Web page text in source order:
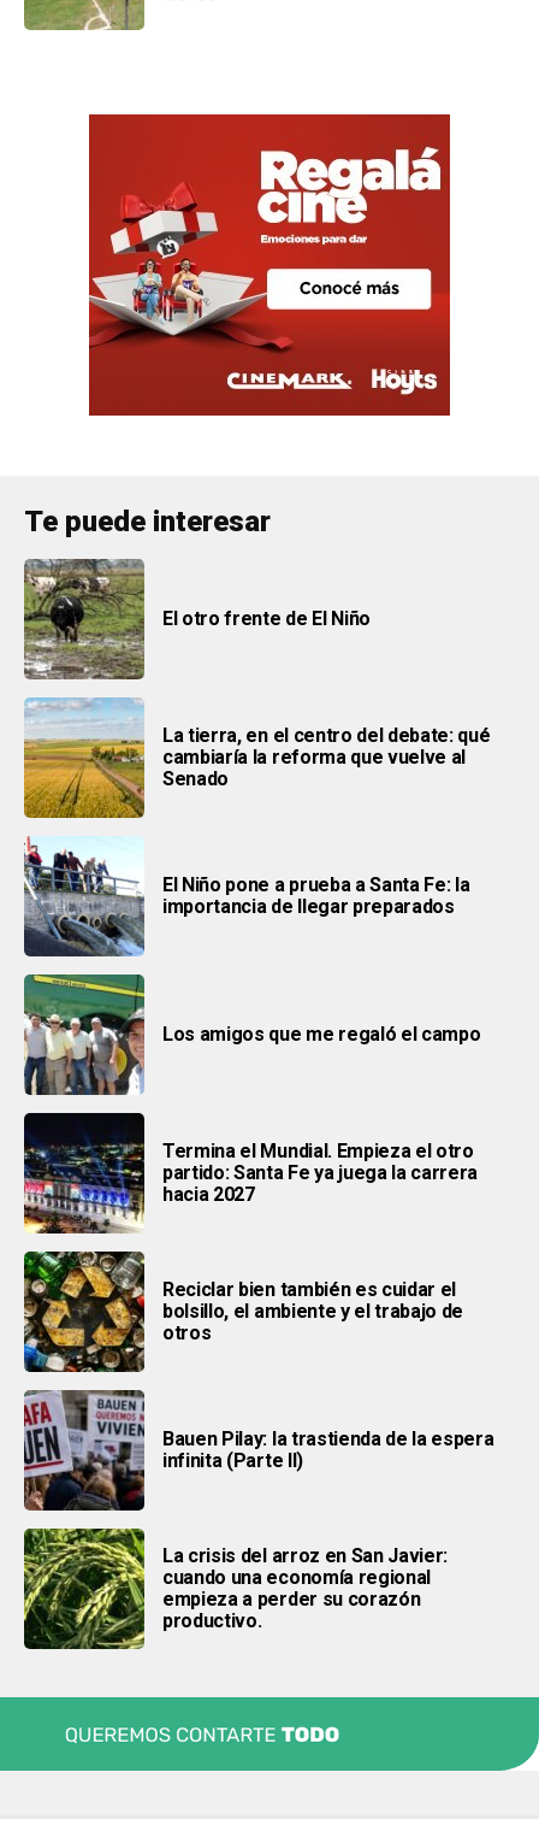
Te puede interesar
El otro frente de El Niño
La tierra, en el centro del debate: qué
cambiaría la reforma que vuelve al
Senado
El Niño pone a prueba a Santa Fe: la
importancia de llegar preparados
Los amigos que me regaló el campo
Termina el Mundial. Empieza el otro
partido: Santa Fe ya juega la carrera
hacia 2027
Reciclar bien también es cuidar el
bolsillo, el ambiente y el trabajo de
otros
Bauen Pilay: la trastienda de la espera
infinita (Parte ll)
La crisis del arroz en San Javier:
cuando una economía regional
empieza a perder su corazón
productivo.